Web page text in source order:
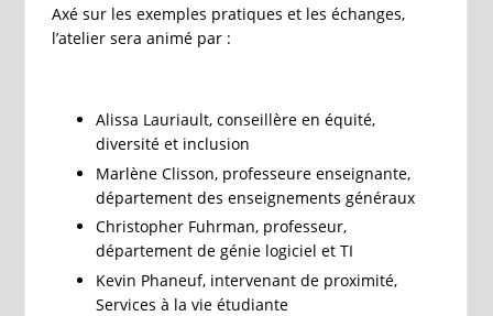
Axé sur les exemples pratiques et les échanges,
l’atelier sera animé par :
Alissa Lauriault, conseillère en équité,
diversité et inclusion
Marlène Clisson, professeure enseignante,
département des enseignements généraux
Christopher Fuhrman, professeur,
département de génie logiciel et TI
Kevin Phaneuf, intervenant de proximité,
Services à la vie étudiante